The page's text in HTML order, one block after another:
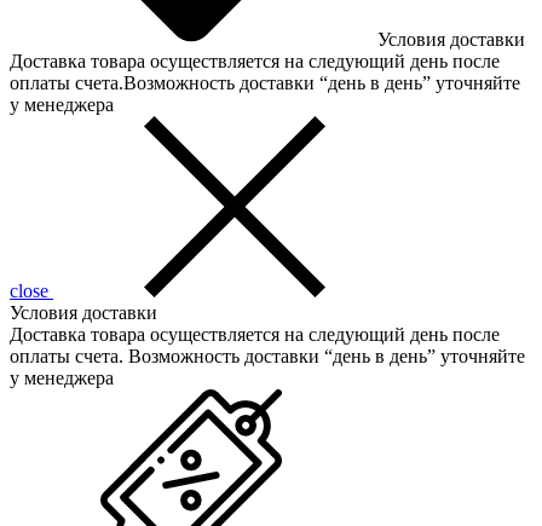
Условия доставки
Доставка товара осуществляется на следующий день после
оплаты счета.Возможность доставки “день в день” уточняйте
у менеджера
close
Условия доставки
Доставка товара осуществляется на следующий день после
оплаты счета. Возможность доставки “день в день” уточняйте
у менеджера